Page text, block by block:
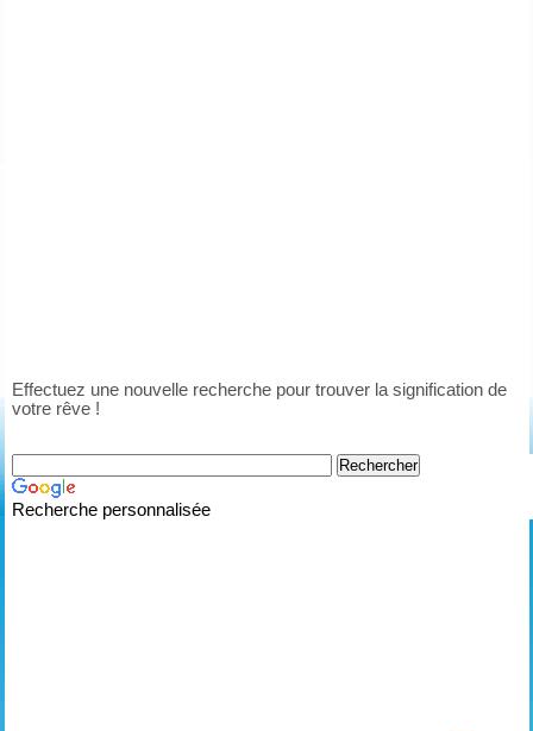
Effectuez une nouvelle recherche pour trouver la signification de
votre rêve !
Recherche personnalisée